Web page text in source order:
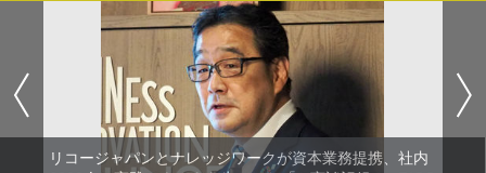
リコージャパンとナレッジワークが資本業務提携、社内